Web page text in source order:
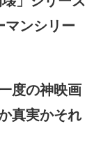
ンシリー
度の神映画
真実かそれ